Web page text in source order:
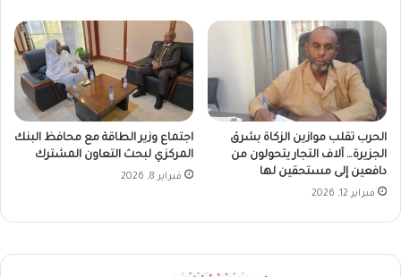
الحرب تقلب موازين الزكاة بشرق
الجزيرة… آلاف التجار يتحولون من
دافعين إلى مستحقين لها
فبراير 12, 2026
اجتماع وزير الطاقة مع محافظ البنك
المركزي لبحث التعاون المشترك
فبراير 8, 2026